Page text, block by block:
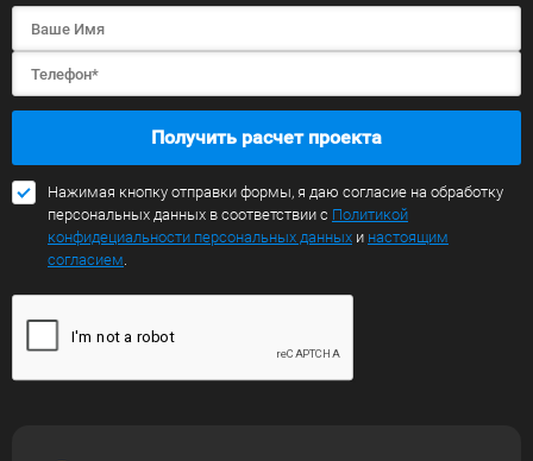
Получить расчет проекта
Нажимая кнопку отправки формы, я даю согласие на обработку
персональных данных в соответствии с Политикой
конфидециальности персональных данных и настоящим
согласием